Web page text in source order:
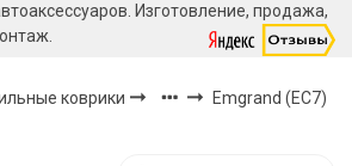
Изготовление, продажа,
коврики Emgrand (EC7)